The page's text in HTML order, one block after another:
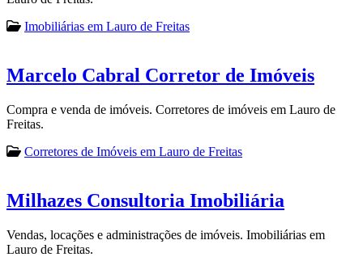
Imobiliárias em Lauro de Freitas
Marcelo Cabral Corretor de Imóveis
Compra e venda de imóveis. Corretores de imóveis em Lauro de
Freitas.
Corretores de Imóveis em Lauro de Freitas
Milhazes Consultoria Imobiliária
Vendas, locações e administrações de imóveis. Imobiliárias em
Lauro de Freitas.